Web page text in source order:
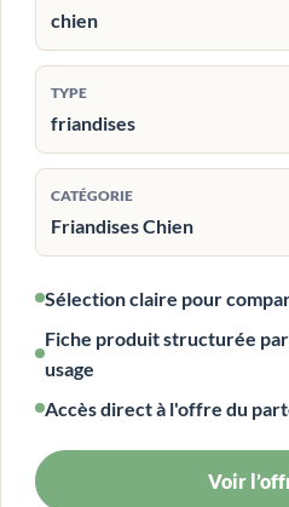
chien
TYPE
friandises
CATÉGORIE
Friandises Chien
Sélection claire pour
Fiche produit structurée
usage
Accès direct à l'offre du
Voir